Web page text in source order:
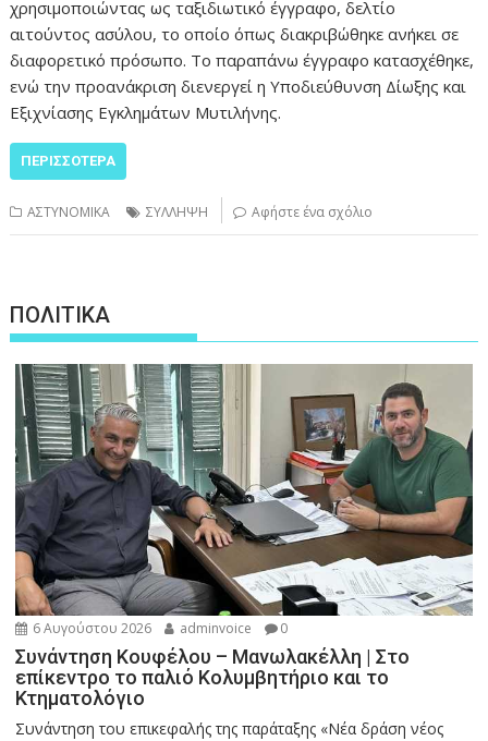
χρησιμοποιώντας ως ταξιδιωτικό έγγραφο, δελτίο
αιτούντος ασύλου, το οποίο όπως διακριβώθηκε ανήκει σε
διαφορετικό πρόσωπο. Το παραπάνω έγγραφο κατασχέθηκε,
ενώ την προανάκριση διενεργεί η Υποδιεύθυνση Δίωξης και
Εξιχνίασης Εγκλημάτων Μυτιλήνης.
ΠΕΡΙΣΣΌΤΕΡΑ
ΑΣΤΥΝΟΜΙΚΑ ΣΥΛΛΗΨΗ Αφήστε ένα σχόλιο
ΠΟΛΙΤΙΚΑ
6 Αυγούστου 2026 adminvoice 0
Συνάντηση Κουφέλου – Μανωλακέλλη | Στο
επίκεντρο το παλιό Κολυμβητήριο και το
Κτηματολόγιο
Συνάντηση του επικεφαλής της παράταξης «Νέα δράση νέος